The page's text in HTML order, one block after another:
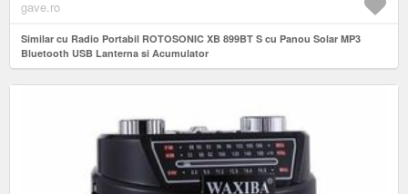
gave.ro
Similar cu Radio Portabil ROTOSONIC XB 899BT S cu Panou Solar MP3
Bluetooth USB Lanterna si Acumulator